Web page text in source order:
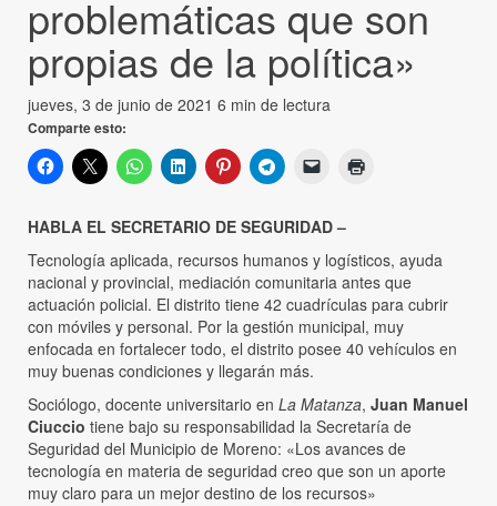
problemáticas que son
propias de la política»
jueves, 3 de junio de 2021 6 min de lectura
Comparte esto:
HABLA EL SECRETARIO DE SEGURIDAD –
Tecnología aplicada, recursos humanos y logísticos, ayuda
nacional y provincial, mediación comunitaria antes que
actuación policial. El distrito tiene 42 cuadrículas para cubrir
con móviles y personal. Por la gestión municipal, muy
enfocada en fortalecer todo, el distrito posee 40 vehículos en
muy buenas condiciones y llegarán más.
Sociólogo, docente universitario en La Matanza, Juan Manuel
Ciuccio tiene bajo su responsabilidad la Secretaría de
Seguridad del Municipio de Moreno: «Los avances de
tecnología en materia de seguridad creo que son un aporte
muy claro para un mejor destino de los recursos»